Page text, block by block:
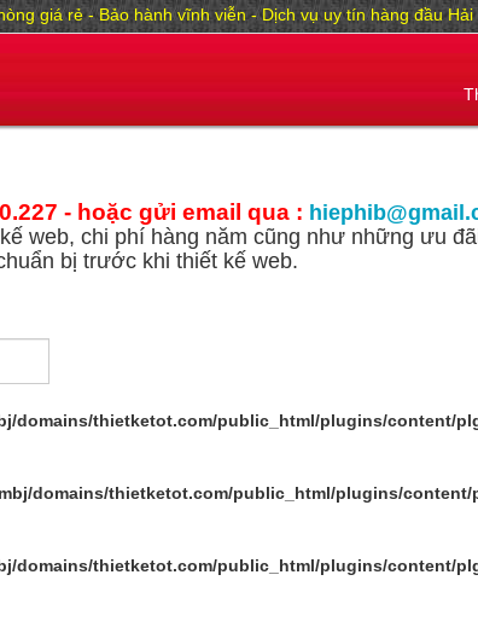
giá rẻ - Bảo hành vĩnh viễn - Dịch vụ uy tín hàng đầu Hải
- hoặc gửi email qua :
web, chi phí hàng năm cũng như những ưu
bị trước khi thiết kế web.
domains/thietketot.com/public_html/plugins/content/
domains/thietketot.com/public_html/plugins/
domains/thietketot.com/public_html/plugins/content/